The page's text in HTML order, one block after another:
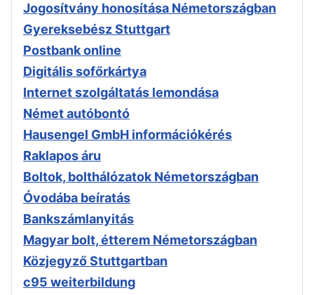
Jogosítvány honosítása Németországban
Gyereksebész Stuttgart
Postbank online
Digitális sofőrkártya
Internet szolgáltatás lemondása
Német autóbontó
Hausengel GmbH információkérés
Raklapos áru
Boltok, bolthálózatok Németországban
Óvodába beíratás
Bankszámlanyitás
Magyar bolt, étterem Németországban
Közjegyző Stuttgartban
c95 weiterbildung